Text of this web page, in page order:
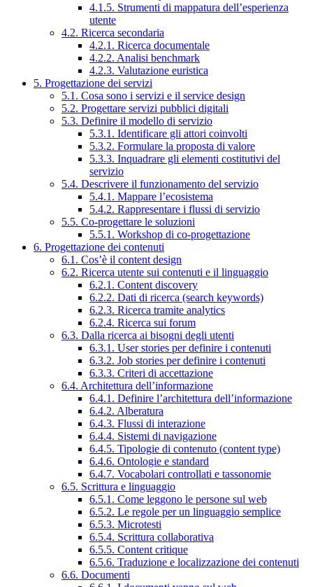
4.1.5. Strumenti di mappatura dell’esperienza
utente
4.2. Ricerca secondaria
4.2.1. Ricerca documentale
4.2.2. Analisi benchmark
4.2.3. Valutazione euristica
5. Progettazione dei servizi
5.1. Cosa sono i servizi e il service design
5.2. Progettare servizi pubblici digitali
5.3. Definire il modello di servizio
5.3.1. Identificare gli attori coinvolti
5.3.2. Formulare la proposta di valore
5.3.3. Inquadrare gli elementi costitutivi del
servizio
5.4. Descrivere il funzionamento del servizio
5.4.1. Mappare l’ecosistema
5.4.2. Rappresentare i flussi di servizio
5.5. Co-progettare le soluzioni
5.5.1. Workshop di co-progettazione
6. Progettazione dei contenuti
6.1. Cos’è il content design
6.2. Ricerca utente sui contenuti e il linguaggio
6.2.1. Content discovery
6.2.2. Dati di ricerca (search keywords)
6.2.3. Ricerca tramite analytics
6.2.4. Ricerca sui forum
6.3. Dalla ricerca ai bisogni degli utenti
6.3.1. User stories per definire i contenuti
6.3.2. Job stories per definire i contenuti
6.3.3. Criteri di accettazione
6.4. Architettura dell’informazione
6.4.1. Definire l’architettura dell’informazione
6.4.2. Alberatura
6.4.3. Flussi di interazione
6.4.4. Sistemi di navigazione
6.4.5. Tipologie di contenuto (content type)
6.4.6. Ontologie e standard
6.4.7. Vocabolari controllati e tassonomie
6.5. Scrittura e linguaggio
6.5.1. Come leggono le persone sul web
6.5.2. Le regole per un linguaggio semplice
6.5.3. Microtesti
6.5.4. Scrittura collaborativa
6.5.5. Content critique
6.5.6. Traduzione e localizzazione dei contenuti
6.6. Documenti